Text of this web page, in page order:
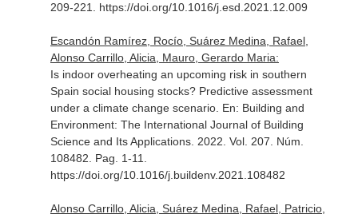
209-221. https://doi.org/10.1016/j.esd.2021.12.009
Escandón Ramírez, Rocío, Suárez Medina, Rafael,
Alonso Carrillo, Alicia, Mauro, Gerardo Maria:
Is indoor overheating an upcoming risk in southern
Spain social housing stocks? Predictive assessment
under a climate change scenario. En: Building and
Environment: The International Journal of Building
Science and Its Applications. 2022. Vol. 207. Núm.
108482. Pag. 1-11.
https://doi.org/10.1016/j.buildenv.2021.108482
Alonso Carrillo, Alicia, Suárez Medina, Rafael, Patricio,